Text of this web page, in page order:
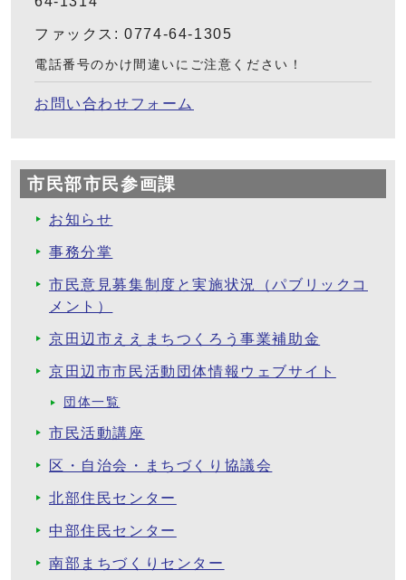
ファックス: 0774-64-1305
電話番号のかけ間違いにご注意ください！
お問い合わせフォーム
市民部市民参画課
お知らせ
事務分掌
市民意見募集制度と実施状況（パブリックコ
メント）
京田辺市ええまちつくろう事業補助金
京田辺市市民活動団体情報ウェブサイト
団体一覧
市民活動講座
区・自治会・まちづくり協議会
北部住民センター
中部住民センター
南部まちづくりセンター